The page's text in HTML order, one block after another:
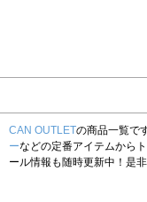
CAN OUTLETの商品一覧で
ーなどの定番アイテムから
ール情報も随時更新中！是非